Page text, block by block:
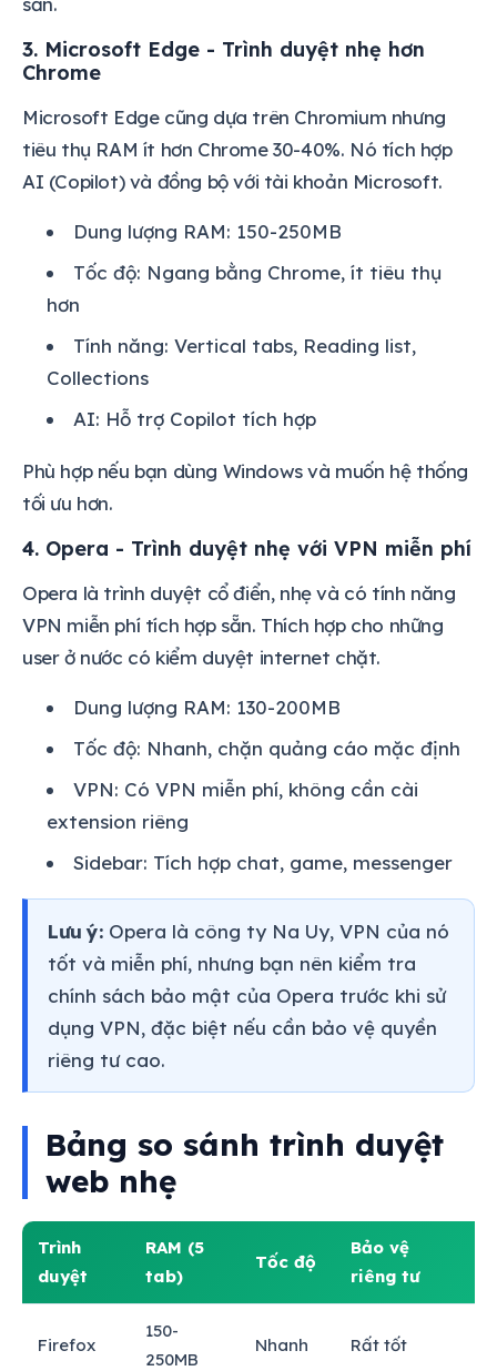
3. Microsoft Edge - Trình duyệt nhẹ hơn
Chrome
Microsoft Edge cũng dựa trên Chromium nhưng
tiêu thụ RAM ít hơn Chrome 30-40%. Nó tích hợp
AI (Copilot) và đồng bộ với tài khoản Microsoft.
Dung lượng RAM: 150-250MB
Tốc độ: Ngang bằng Chrome, ít tiêu thụ
hơn
Tính năng: Vertical tabs, Reading list,
Collections
AI: Hỗ trợ Copilot tích hợp
Phù hợp nếu bạn dùng Windows và muốn hệ thống
tối ưu hơn.
4. Opera - Trình duyệt nhẹ với VPN miễn phí
Opera là trình duyệt cổ điển, nhẹ và có tính năng
VPN miễn phí tích hợp sẵn. Thích hợp cho những
user ở nước có kiểm duyệt internet chặt.
Dung lượng RAM: 130-200MB
Tốc độ: Nhanh, chặn quảng cáo mặc định
VPN: Có VPN miễn phí, không cần cài
extension riêng
Sidebar: Tích hợp chat, game, messenger
Lưu ý:Opera là công ty Na Uy, VPN của nó
tốt và miễn phí, nhưng bạn nên kiểm tra
chính sách bảo mật của Opera trước khi sử
dụng VPN, đặc biệt nếu cần bảo vệ quyền
riêng tư cao.
Bảng so sánh trình duyệt
web nhẹ
Trình
duyệt
RAM (5
tab)
Tốc độ
Bảo vệ
riêng tư
Firefox
150-
250MB
Nhanh Rất tốt